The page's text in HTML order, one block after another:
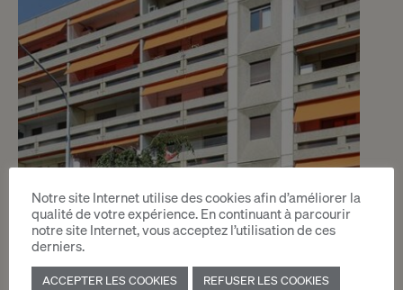
m2
Notre site Internet utilise des cookies afin d’améliorer la
qualité de votre expérience. En continuant à parcourir
notre site Internet, vous acceptez l’utilisation de ces
derniers.
ACCEPTER LES COOKIES REFUSER LES COOKIES